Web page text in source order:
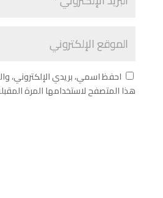
احفظ اسمي، بريدي الإلكتروني،
هذا المتصفح لاستخدامها المرة